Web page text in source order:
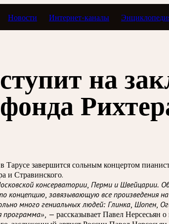
Новости Интернет-каналы
на
завершится сольным концертом
и Стравинского.
консерватории, Перми и Швейцарии.
завязывающую все произведения
много гениальных людей: Глинка, Шопен,
программа»,
— рассказывает Павел Нерсесьян